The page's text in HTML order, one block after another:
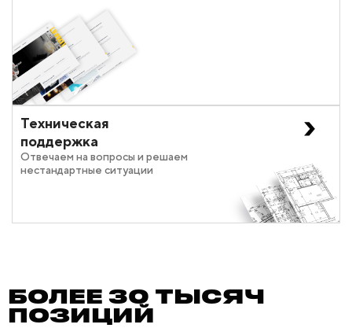
Техническая
поддержка
Отвечаем на вопросы и решаем
нестандартные ситуации
БОЛЕЕ 30 ТЫСЯЧ
ПОЗИЦИЙ